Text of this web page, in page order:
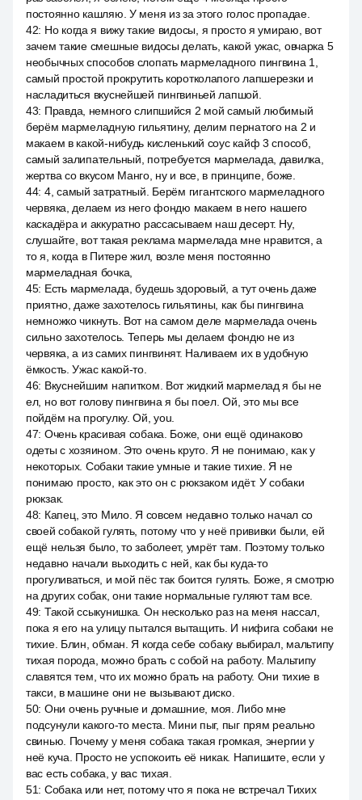
постоянно кашляю. У меня из за этого голос пропадае.
42: Но когда я вижу такие видосы, я просто я умираю, вот
зачем такие смешные видосы делать, какой ужас, овчарка 5
необычных способов слопать мармеладного пингвина 1,
самый простой прокрутить коротколапого лапшерезки и
насладиться вкуснейшей пингвиньей лапшой.
43: Правда, немного слипшийся 2 мой самый любимый
берём мармеладную гильятину, делим пернатого на 2 и
макаем в какой-нибудь кисленький соус кайф 3 способ,
самый залипательный, потребуется мармелада, давилка,
жертва со вкусом Манго, ну и все, в принципе, боже.
44: 4, самый затратный. Берём гигантского мармеладного
червяка, делаем из него фондю макаем в него нашего
каскадёра и аккуратно рассасываем наш десерт. Ну,
слушайте, вот такая реклама мармелада мне нравится, а
то я, когда в Питере жил, возле меня постоянно
мармеладная бочка,
45: Есть мармелада, будешь здоровый, а тут очень даже
приятно, даже захотелось гильятины, как бы пингвина
немножко чикнуть. Вот на самом деле мармелада очень
сильно захотелось. Теперь мы делаем фондю не из
червяка, а из самих пингвинят. Наливаем их в удобную
ёмкость. Ужас какой-то.
46: Вкуснейшим напитком. Вот жидкий мармелад я бы не
ел, но вот голову пингвина я бы поел. Ой, это мы все
пойдём на прогулку. Ой, you.
47: Очень красивая собака. Боже, они ещё одинаково
одеты с хозяином. Это очень круто. Я не понимаю, как у
некоторых. Собаки такие умные и такие тихие. Я не
понимаю просто, как это он с рюкзаком идёт. У собаки
рюкзак.
48: Капец, это Мило. Я совсем недавно только начал со
своей собакой гулять, потому что у неё прививки были, ей
ещё нельзя было, то заболеет, умрёт там. Поэтому только
недавно начали выходить с ней, как бы куда-то
прогуливаться, и мой пёс так боится гулять. Боже, я смотрю
на других собак, они такие нормальные гуляют там все.
49: Такой ссыкунишка. Он несколько раз на меня нассал,
пока я его на улицу пытался вытащить. И нифига собаки не
тихие. Блин, обман. Я когда себе собаку выбирал, мальтипу
тихая порода, можно брать с собой на работу. Мальтипу
славятся тем, что их можно брать на работу. Они тихие в
такси, в машине они не вызывают диско.
50: Они очень ручные и домашние, моя. Либо мне
подсунули какого-то места. Мини пыг, пыг прям реально
свинью. Почему у меня собака такая громкая, энергии у
неё куча. Просто не успокоить её никак. Напишите, если у
вас есть собака, у вас тихая.
51: Собака или нет, потому что я пока не встречал Тихих